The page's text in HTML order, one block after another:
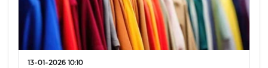
13-01-2026 10:10